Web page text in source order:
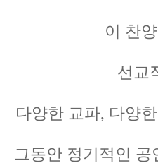
이 찬
선교
다양한 교파, 다양
그동안 정기적인